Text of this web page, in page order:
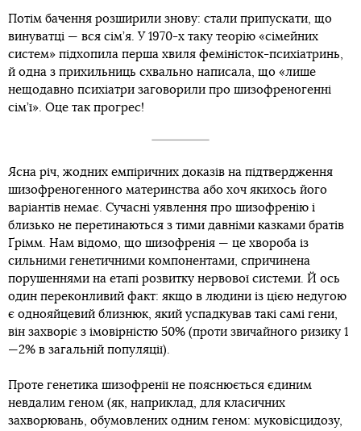
Потім бачення розширили знову: стали припускати, що
винуватці — вся сім’я. У 1970-х таку теорію «сімейних
систем» підхопила перша хвиля феміністок-психіатринь,
й одна з прихильниць схвально написала, що «лише
нещодавно психіатри заговорили про шизофреногенні
сім’ї». Оце так прогрес!
Ясна річ, жодних емпіричних доказів на підтвердження
шизофреногенного материнства або хоч якихось його
варіантів немає. Cучасні уявлення про шизофренію і
близько не перетинаються з тими давніми казками братів
Ґрімм. Нам відомо, що шизофренія — це хвороба із
сильними генетичними компонентами, спричинена
порушеннями на етапі розвитку нервової системи. Й ось
один переконливий факт: якщо в людини із цією недугою
є однояйцевий близнюк, який успадкував такі самі гени,
він захворіє з імовірністю 50% (проти звичайного ризику 1
—2% в загальній популяції).
Проте генетика шизофренії не пояснюється єдиним
невдалим геном (як, наприклад, для класичних
захворювань, обумовлених одним геном: муковісцидозу,